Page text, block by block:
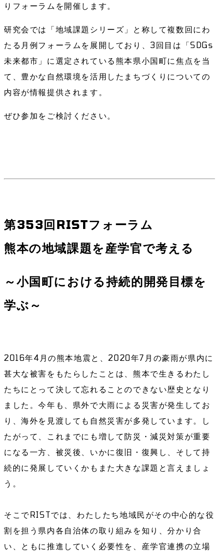
りフォーラムを開催します。
研究会では「地域課題シリーズ」と称して複数回にわ
たる月例フォーラムを展開しており、3回目は「SDGs
未来都市」に選定されている熊本県小国町に焦点を当
て、豊かな自然環境を活用したまちづくりについての
内容が情報提供されます。
ぜひ参加をご検討ください。
第353回RISTフォーラム
熊本の地域課題を産学官で考える
～小国町における持続的開発目標を
学ぶ～
2016年4月の熊本地震と、2020年7月の豪雨が県内に
甚大な被害をもたらしたことは、熊本で生きるわたし
たちにとって決して忘れることのできない歴史となり
ました。今年も、県外で大雨による災害が発生してお
り、海外を見渡しても自然災害が多発しています。し
たがって、これまでにも増して防災・減災対策が重要
になる一方、被災後、いかに復旧・復興し、そして持
続的に発展していくかもまた大きな課題と言えましょ
う。
そこでRISTでは、わたしたち地域民がその中心的な役
割を担う県内各自治体の取り組みを知り、分かり合
い、ともに推進していく必要性を、産学官連携の立場